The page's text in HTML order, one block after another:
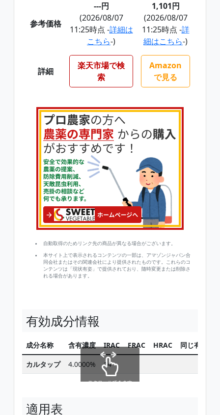
参考価格
---円
(2026/08/07
11:25時点 -詳細は
こちら-)
1,101円
(2026/08/07
11:25時点 -詳
細はこちら-)
詳細
楽天市場で検
索
Amazon
で見る
自動取得のためリンク先の商品が異なる場合がございます。
本サイト上で表示されるコンテンツの一部は、アマゾンジャパン合
同会社またはその関連会社により提供されたものです。これらのコ
ンテンツは「現状有姿」で提供されており、随時変更または削除さ
れる場合があります。
有効成分情報
成分名称 含有濃度 IRAC FRAC HRAC 同じ有効成
カルタップ 4.0000% 14
スクロールできます
適用表